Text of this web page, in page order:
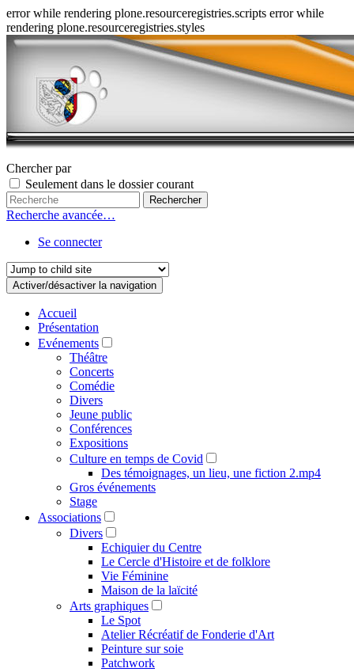
error while rendering plone.resourceregistries.scripts error while
rendering plone.resourceregistries.styles
Chercher par
Seulement dans le dossier courant
Recherche avancée…
Se connecter
Activer/désactiver la navigation
Accueil
Présentation
Evénements
Théâtre
Concerts
Comédie
Divers
Jeune public
Conférences
Expositions
Culture en temps de Covid
Des témoignages, un lieu, une fiction 2.mp4
Gros événements
Stage
Associations
Divers
Echiquier du Centre
Le Cercle d'Histoire et de folklore
Vie Féminine
Maison de la laïcité
Arts graphiques
Le Spot
Atelier Récréatif de Fonderie d'Art
Peinture sur soie
Patchwork